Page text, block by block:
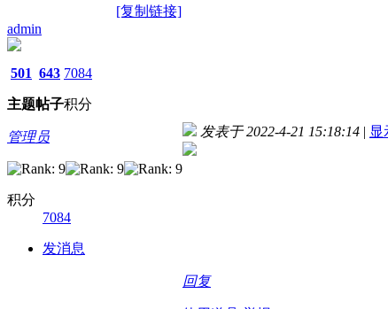
[复制链接]
admin
501
主题
643
帖子
7084
积分
管理员
积分
7084
发消息
发表于 2022-4-21 15:18:14 | 显
回复